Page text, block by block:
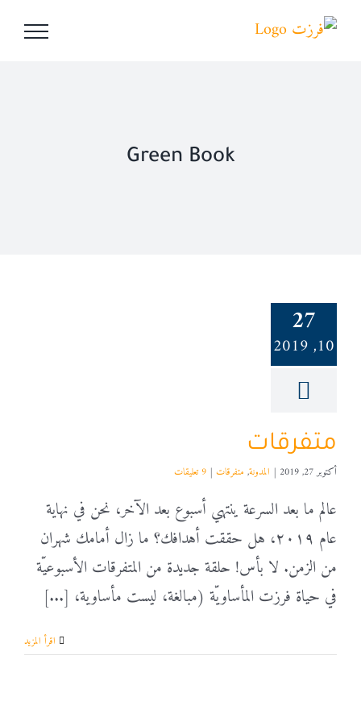
Skip
Green Book
27
10, 2019
متفرقات
أكتوبر 27, 2019 | المدونة, متفرقات | 9 تعليقات
عالم ما بعد السرعة ينتهي أسبوع بعد الآخر، نحن في نهاية
عام ٢٠١٩، هل حققت أهدافك؟ ما زال أمامك شهران
من الزمن. لا بأس! حلقة جديدة من المتفرقات الأسبوعيّة
في حياة فرزت المأساويّة (مبالغة، ليست مأساوية، [...]